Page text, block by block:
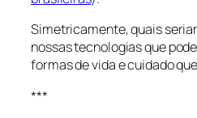
Simetricamente, quais
nossas tecnologias que
formas de vida e cuidado
***